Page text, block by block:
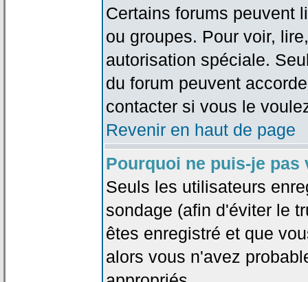
Certains forums peuvent
ou groupes. Pour voir,
autorisation spéciale.
du forum peuvent
contacter si vous le
Revenir en haut de page
Pourquoi ne puis-je pas
Seuls les utilisateurs
sondage (afin d'éviter le
êtes enregistré et que
alors vous n'avez